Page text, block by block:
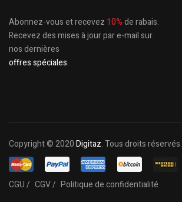
Abonnez-vous et recevez 10%de rabais.
Recevez des mises à jour par e-mail sur
nos dernières
offres spéciales.
Copyright © 2020Digitaz. Tous droits réservés.
CGU / CGV / Politique de confidentialité